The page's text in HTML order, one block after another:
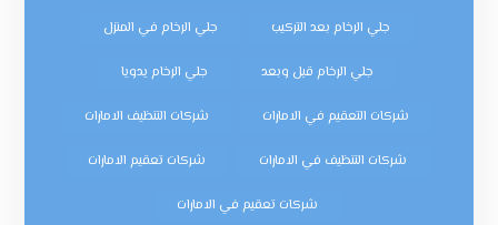
جلي الرخام بعد التركيب جلي الرخام في المنزل
جلي الرخام قبل وبعد جلي الرخام يدويا
شركات التعقيم في الامارات شركات التنظيف الامارات
شركات التنظيف في الامارات شركات تعقيم الامارات
شركات تعقيم في الامارات